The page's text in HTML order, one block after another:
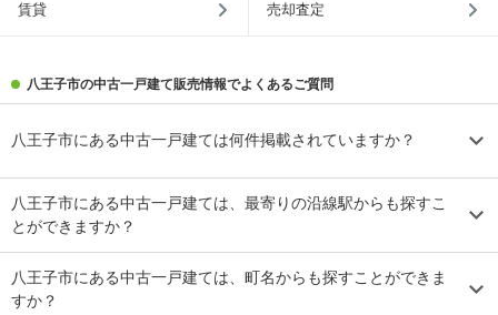
賃貸 売却査定
八王子市の中古一戸建て販売情報でよくあるご質問
八王子市にある中古一戸建ては何件掲載されていますか？
八王子市にある中古一戸建ては、最寄りの沿線駅からも探すこ
とができますか？
八王子市にある中古一戸建ては、町名からも探すことができま
すか？